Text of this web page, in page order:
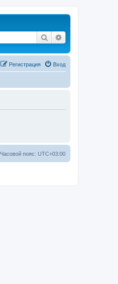
Поиск
Вход
Регистрация
Часовой пояс: UTC+03:00